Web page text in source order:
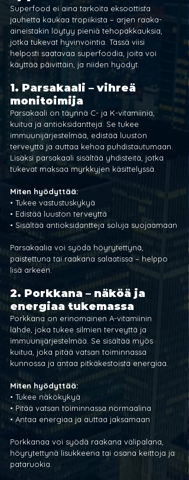
Superfood ei aina tarkoita eksoottista
jauhetta kaukaa tropiikista – arjen raaka-
aineistakin löytyy pieniä tehopakkauksia,
jotka tukevat hyvinvointia. Tässä viisi
helposti saatavaa superfoodia, joita voi
käyttää päivittäin, ja niiden hyödyt.
1. Parsakaali – vihreä
monitoimija
Parsakaali on täynnä C- ja K-vitamiinia,
kuitua ja antioksidantteja. Se tukee
immuunijärjestelmää, edistää luuston
terveyttä ja auttaa kehoa puhdistautumaan.
Lisäksi parsakaali sisältää yhdisteitä, jotka
tukevat maksaa myrkkyjen käsittelyssä.
Miten hyödyttää:
• Tukee vastustuskykyä
• Edistää luuston terveyttä
• Sisältää antioksidantteja soluja suojaamaan
Parsakaalia voi syödä höyrytettynä,
paistettuna tai raakana salaatissa – helppo
lisä arkeen.
2. Porkkana – näköä ja
energiaa tukemassa
Porkkana on erinomainen A-vitamiinin
lähde, joka tukee silmien terveyttä ja
immuunijärjestelmää. Se sisältää myös
kuitua, joka pitää vatsan toiminnassa
kunnossa ja antaa pitkäkestoista energiaa.
Miten hyödyttää:
• Tukee näkökykyä
• Pitää vatsan toiminnassa normaalina
• Antaa energiaa ja auttaa jaksamaan
Porkkanaa voi syödä raakana välipalana,
höyrytettynä lisukkeena tai osana keittoja ja
pataruokia.